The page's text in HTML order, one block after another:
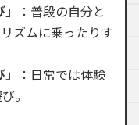
：普段の自分と
ズムに乗ったりす
：日常では体験
。